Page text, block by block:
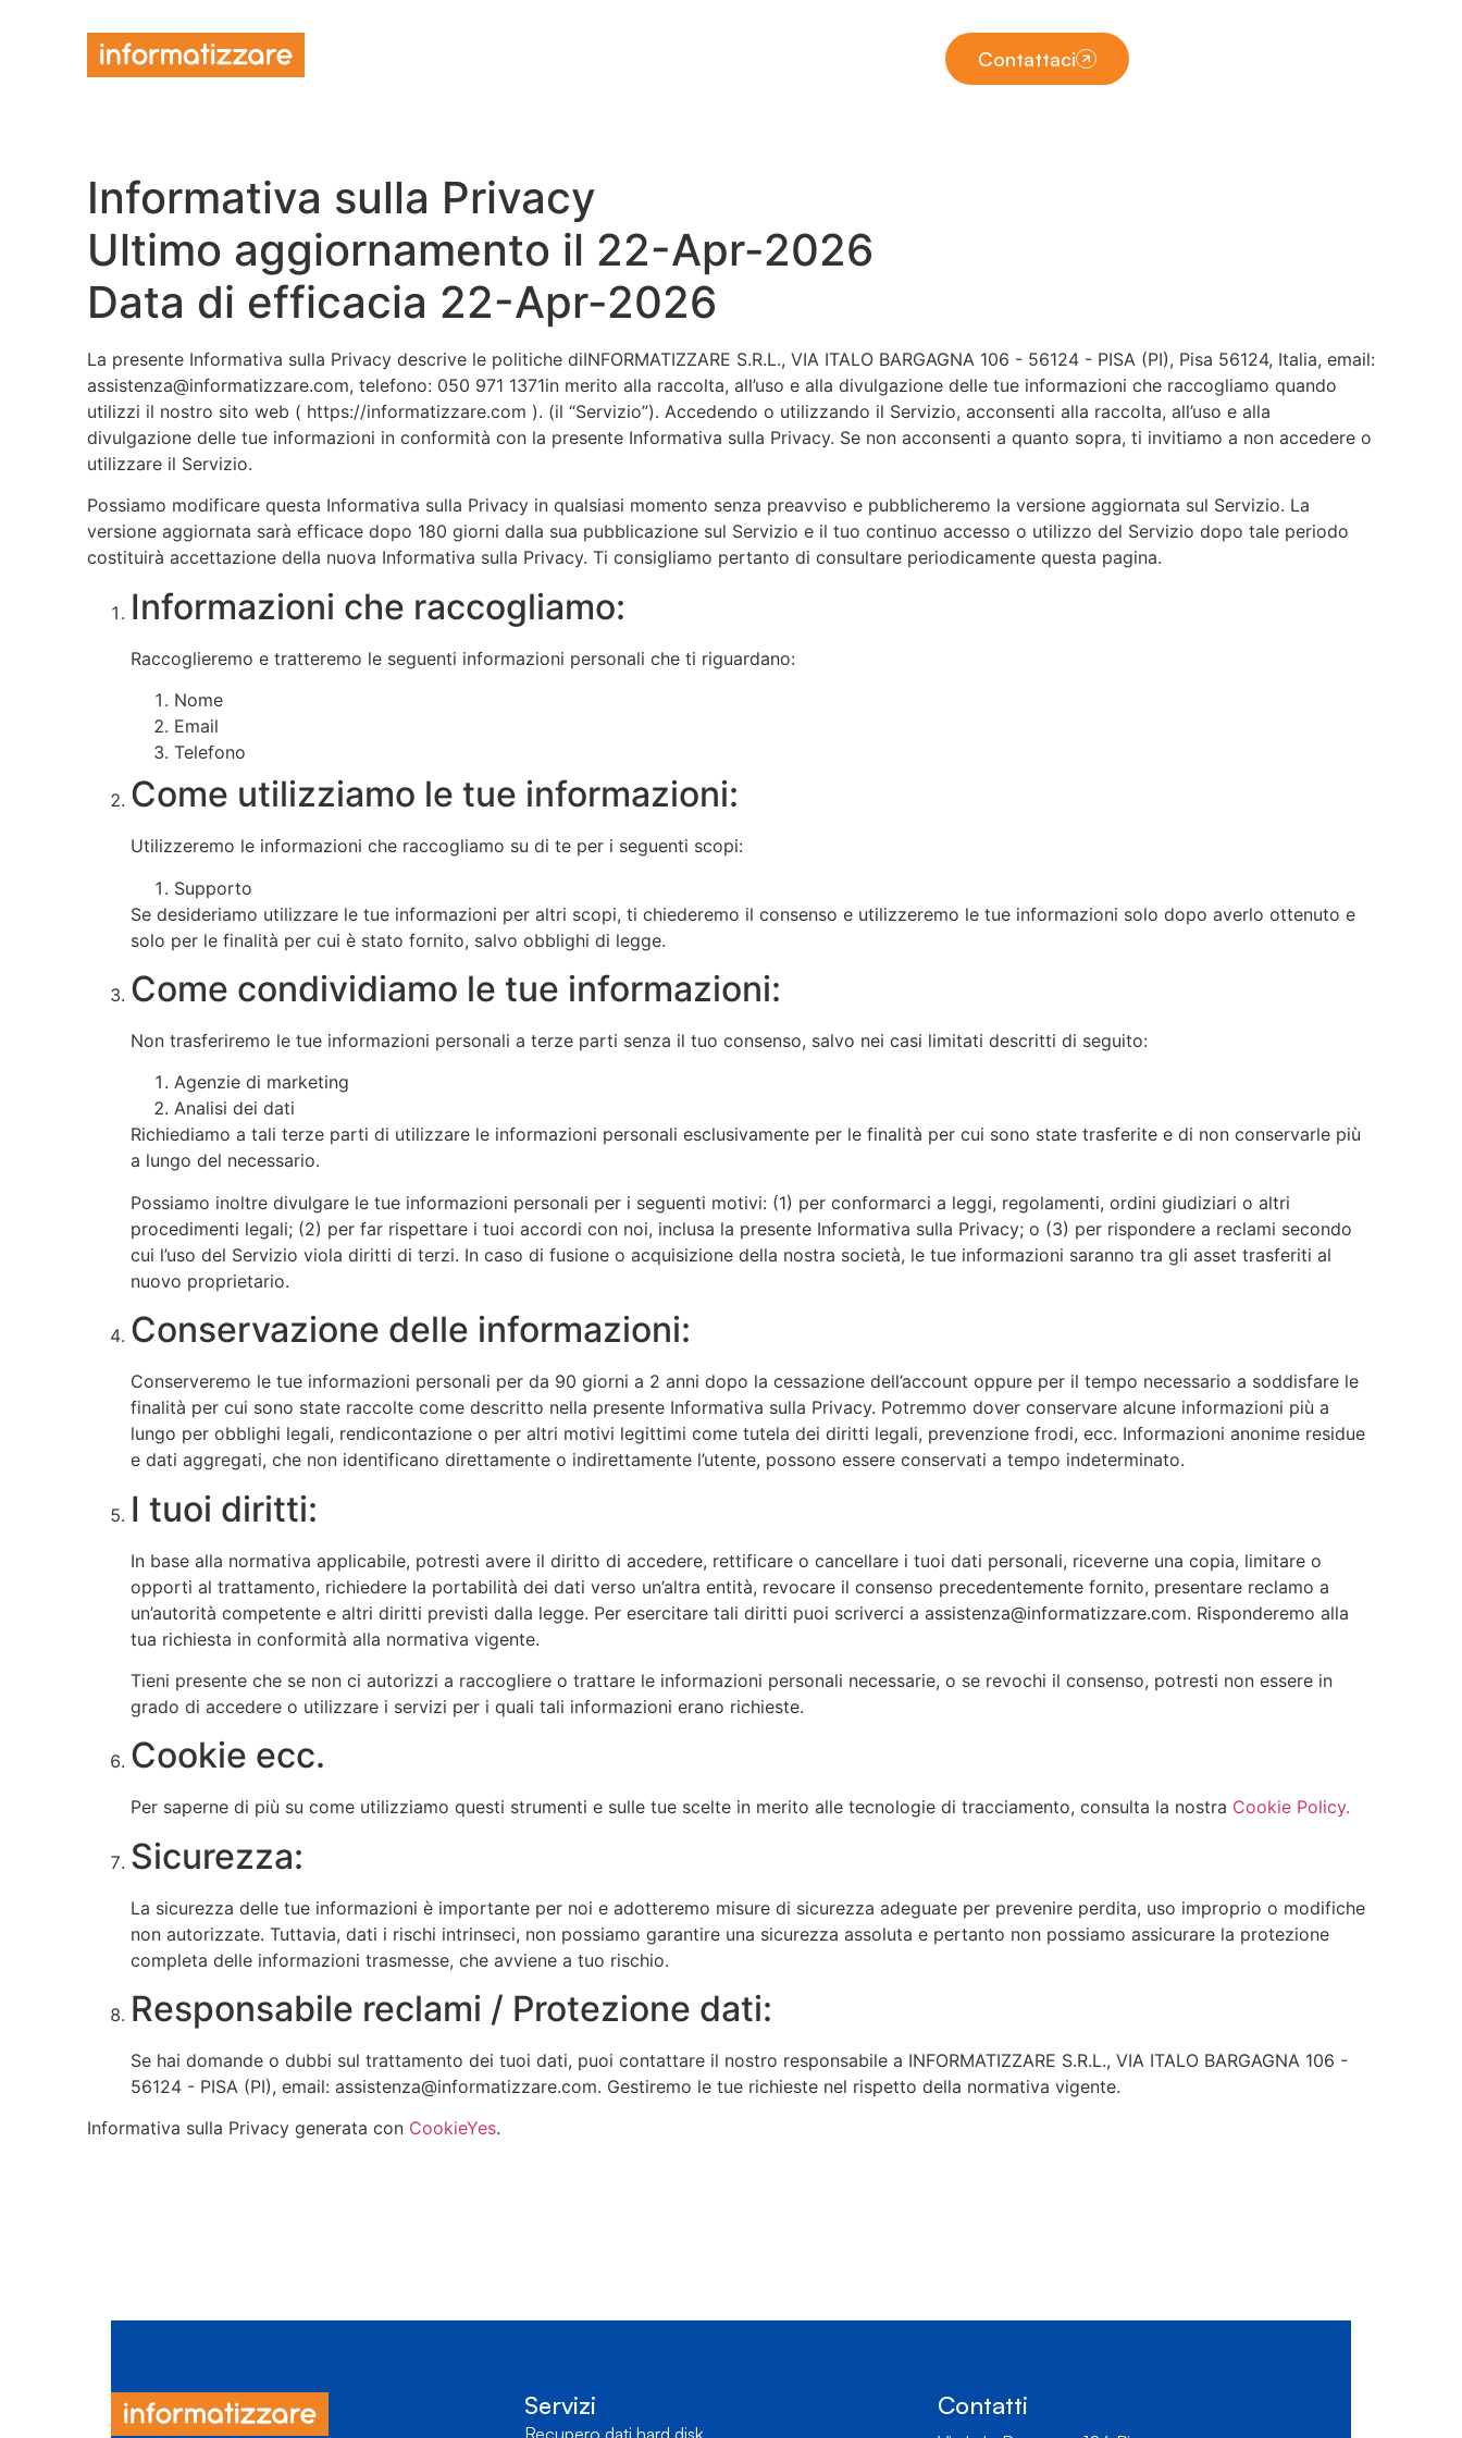
Contattaci
Informativa sulla Privacy
Ultimo aggiornamento il 22-Apr-2026
Data di efficacia 22-Apr-2026
La presente Informativa sulla Privacy descrive le politiche diINFORMATIZZARE S.R.L., VIA ITALO BARGAGNA 106 - 56124 - PISA (PI), Pisa 56124, Italia, email:
assistenza@informatizzare.com, telefono: 050 971 1371in merito alla raccolta, all’uso e alla divulgazione delle tue informazioni che raccogliamo quando
utilizzi il nostro sito web ( https://informatizzare.com ). (il “Servizio”). Accedendo o utilizzando il Servizio, acconsenti alla raccolta, all’uso e alla
divulgazione delle tue informazioni in conformità con la presente Informativa sulla Privacy. Se non acconsenti a quanto sopra, ti invitiamo a non accedere o
utilizzare il Servizio.
Possiamo modificare questa Informativa sulla Privacy in qualsiasi momento senza preavviso e pubblicheremo la versione aggiornata sul Servizio. La
versione aggiornata sarà efficace dopo 180 giorni dalla sua pubblicazione sul Servizio e il tuo continuo accesso o utilizzo del Servizio dopo tale periodo
costituirà accettazione della nuova Informativa sulla Privacy. Ti consigliamo pertanto di consultare periodicamente questa pagina.
Informazioni che raccogliamo:
Raccoglieremo e tratteremo le seguenti informazioni personali che ti riguardano:
Nome
Email
Telefono
Come utilizziamo le tue informazioni:
Utilizzeremo le informazioni che raccogliamo su di te per i seguenti scopi:
Supporto
Se desideriamo utilizzare le tue informazioni per altri scopi, ti chiederemo il consenso e utilizzeremo le tue informazioni solo dopo averlo ottenuto e
solo per le finalità per cui è stato fornito, salvo obblighi di legge.
Come condividiamo le tue informazioni:
Non trasferiremo le tue informazioni personali a terze parti senza il tuo consenso, salvo nei casi limitati descritti di seguito:
Agenzie di marketing
Analisi dei dati
Richiediamo a tali terze parti di utilizzare le informazioni personali esclusivamente per le finalità per cui sono state trasferite e di non conservarle più
a lungo del necessario.
Possiamo inoltre divulgare le tue informazioni personali per i seguenti motivi: (1) per conformarci a leggi, regolamenti, ordini giudiziari o altri
procedimenti legali; (2) per far rispettare i tuoi accordi con noi, inclusa la presente Informativa sulla Privacy; o (3) per rispondere a reclami secondo
cui l’uso del Servizio viola diritti di terzi. In caso di fusione o acquisizione della nostra società, le tue informazioni saranno tra gli asset trasferiti al
nuovo proprietario.
Conservazione delle informazioni:
Conserveremo le tue informazioni personali per da 90 giorni a 2 anni dopo la cessazione dell’account oppure per il tempo necessario a soddisfare le
finalità per cui sono state raccolte come descritto nella presente Informativa sulla Privacy. Potremmo dover conservare alcune informazioni più a
lungo per obblighi legali, rendicontazione o per altri motivi legittimi come tutela dei diritti legali, prevenzione frodi, ecc. Informazioni anonime residue
e dati aggregati, che non identificano direttamente o indirettamente l’utente, possono essere conservati a tempo indeterminato.
I tuoi diritti:
In base alla normativa applicabile, potresti avere il diritto di accedere, rettificare o cancellare i tuoi dati personali, riceverne una copia, limitare o
opporti al trattamento, richiedere la portabilità dei dati verso un’altra entità, revocare il consenso precedentemente fornito, presentare reclamo a
un’autorità competente e altri diritti previsti dalla legge. Per esercitare tali diritti puoi scriverci a assistenza@informatizzare.com. Risponderemo alla
tua richiesta in conformità alla normativa vigente.
Tieni presente che se non ci autorizzi a raccogliere o trattare le informazioni personali necessarie, o se revochi il consenso, potresti non essere in
grado di accedere o utilizzare i servizi per i quali tali informazioni erano richieste.
Cookie ecc.
Per saperne di più su come utilizziamo questi strumenti e sulle tue scelte in merito alle tecnologie di tracciamento, consulta la nostra Cookie Policy.
Sicurezza:
La sicurezza delle tue informazioni è importante per noi e adotteremo misure di sicurezza adeguate per prevenire perdita, uso improprio o modifiche
non autorizzate. Tuttavia, dati i rischi intrinseci, non possiamo garantire una sicurezza assoluta e pertanto non possiamo assicurare la protezione
completa delle informazioni trasmesse, che avviene a tuo rischio.
Responsabile reclami / Protezione dati:
Se hai domande o dubbi sul trattamento dei tuoi dati, puoi contattare il nostro responsabile a INFORMATIZZARE S.R.L., VIA ITALO BARGAGNA 106 -
56124 - PISA (PI), email: assistenza@informatizzare.com. Gestiremo le tue richieste nel rispetto della normativa vigente.
Informativa sulla Privacy generata con CookieYes.
Servizi
Recupero dati hard disk
Contatti